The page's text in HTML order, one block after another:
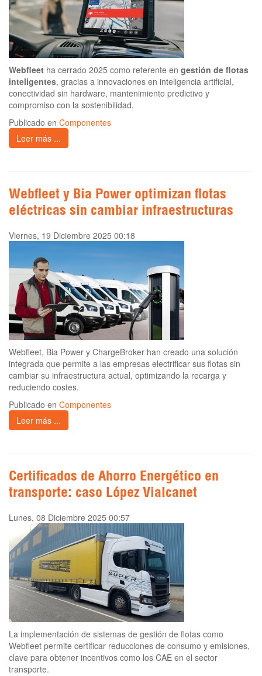
Webfleet ha cerrado 2025 como referente en gestión de flotas
inteligentes, gracias a innovaciones en inteligencia artificial,
conectividad sin hardware, mantenimiento predictivo y
compromiso con la sostenibilidad.
Publicado en Componentes
Leer más ...
Webfleet y Bia Power optimizan flotas
eléctricas sin cambiar infraestructuras
Viernes, 19 Diciembre 2025 00:18
Webfleet, Bia Power y ChargeBroker han creado una solución
integrada que permite a las empresas electrificar sus flotas sin
cambiar su infraestructura actual, optimizando la recarga y
reduciendo costes.
Publicado en Componentes
Leer más ...
Certificados de Ahorro Energético en
transporte: caso López Vialcanet
Lunes, 08 Diciembre 2025 00:57
La implementación de sistemas de gestión de flotas como
Webfleet permite certificar reducciones de consumo y emisiones,
clave para obtener incentivos como los CAE en el sector
transporte.